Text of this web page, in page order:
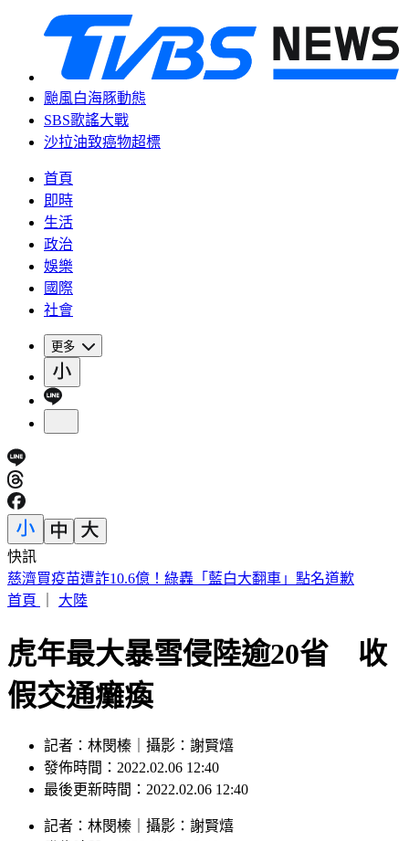
颱風白海豚動態
SBS歌謠大戰
沙拉油致癌物超標
首頁
即時
生活
政治
娛樂
國際
社會
更多
快訊
白海豚路徑「搖擺」！暴風圈恐擦過2地 北北基桃危險了
首頁
大陸
虎年最大暴雪侵陸逾20省 收
假交通癱瘓
記者：林閔榛｜攝影：謝賢熺
發佈時間：2022.02.06 12:40
最後更新時間：2022.02.06 12:40
記者 ： 林閔榛 攝影 ： 謝賢熺